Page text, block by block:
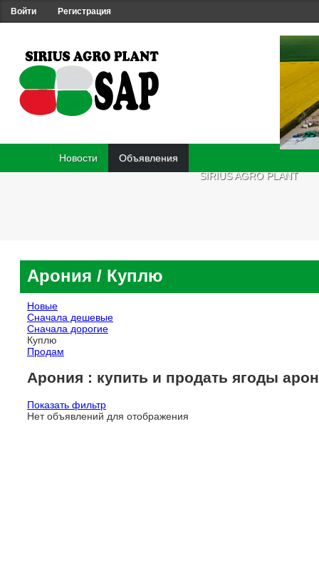
Войти Регистрация
Новости
Объявления
SIRIUS AGRO PLANT
Арония / Куплю
Новые
Сначала дешевые
Сначала дорогие
Куплю
Продам
Арония : купить и продать ягоды
Показать фильтр
Нет объявлений для отображения